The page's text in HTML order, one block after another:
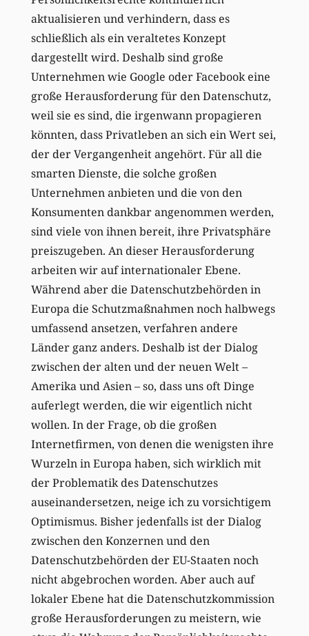
aktualisieren und verhindern, dass es
schließlich als ein veraltetes Konzept
dargestellt wird. Deshalb sind große
Unternehmen wie Google oder Facebook eine
große Herausforderung für den Datenschutz,
weil sie es sind, die irgenwann propagieren
könnten, dass Privatleben an sich ein Wert sei,
der der Vergangenheit angehört. Für all die
smarten Dienste, die solche großen
Unternehmen anbieten und die von den
Konsumenten dankbar angenommen werden,
sind viele von ihnen bereit, ihre Privatsphäre
preiszugeben. An dieser Herausforderung
arbeiten wir auf internationaler Ebene.
Während aber die Datenschutzbehörden in
Europa die Schutzmaßnahmen noch halbwegs
umfassend ansetzen, verfahren andere
Länder ganz anders. Deshalb ist der Dialog
zwischen der alten und der neuen Welt –
Amerika und Asien – so, dass uns oft Dinge
auferlegt werden, die wir eigentlich nicht
wollen. In der Frage, ob die großen
Internetfirmen, von denen die wenigsten ihre
Wurzeln in Europa haben, sich wirklich mit
der Problematik des Datenschutzes
auseinandersetzen, neige ich zu vorsichtigem
Optimismus. Bisher jedenfalls ist der Dialog
zwischen den Konzernen und den
Datenschutzbehörden der EU-Staaten noch
nicht abgebrochen worden. Aber auch auf
lokaler Ebene hat die Datenschutzkommission
große Herausforderungen zu meistern, wie